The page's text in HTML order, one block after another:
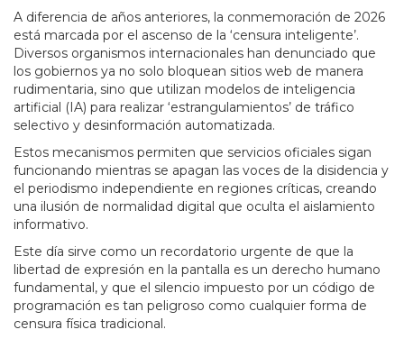
A diferencia de años anteriores, la conmemoración de 2026
está marcada por el ascenso de la ‘censura inteligente’.
Diversos organismos internacionales han denunciado que
los gobiernos ya no solo bloquean sitios web de manera
rudimentaria, sino que utilizan modelos de inteligencia
artificial (IA) para realizar ‘estrangulamientos’ de tráfico
selectivo y desinformación automatizada.
Estos mecanismos permiten que servicios oficiales sigan
funcionando mientras se apagan las voces de la disidencia y
el periodismo independiente en regiones críticas, creando
una ilusión de normalidad digital que oculta el aislamiento
informativo.
Este día sirve como un recordatorio urgente de que la
libertad de expresión en la pantalla es un derecho humano
fundamental, y que el silencio impuesto por un código de
programación es tan peligroso como cualquier forma de
censura física tradicional.